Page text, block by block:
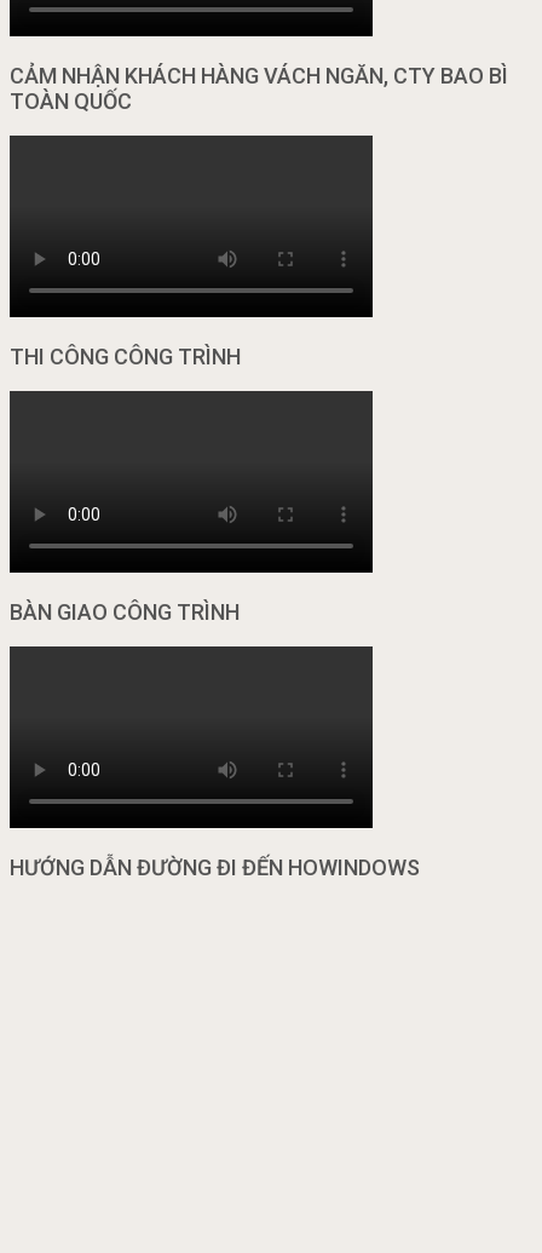
CẢM NHẬN KHÁCH HÀNG VÁCH NGĂN, CTY BAO BÌ
TOÀN QUỐC
THI CÔNG CÔNG TRÌNH
BÀN GIAO CÔNG TRÌNH
HƯỚNG DẪN ĐƯỜNG ĐI ĐẾN HOWINDOWS